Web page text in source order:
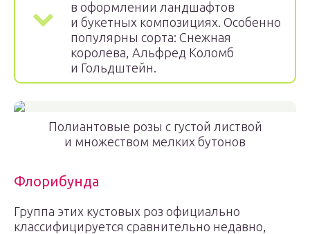
в оформлении ландшафтов
и букетных композициях. Особенно
популярны сорта: Снежная
королева, Альфред Коломб
и Гольдштейн.
Полиантовые розы с густой листвой
и множеством мелких бутонов
Флорибунда
Группа этих кустовых роз официально
классифицируется сравнительно недавно,